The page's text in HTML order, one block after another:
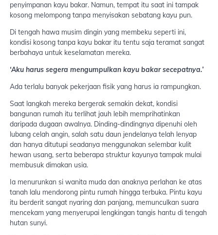
penyimpanan kayu bakar. Namun, tempat itu saat ini tampak
kosong melompong tanpa menyisakan sebatang kayu pun.
Di tengah hawa musim dingin yang membeku seperti ini,
kondisi kosong tanpa kayu bakar itu tentu saja teramat sangat
berbahaya untuk keselamatan mereka.
‘Aku harus segera mengumpulkan kayu bakar secepatnya.’
Ada terlalu banyak pekerjaan fisik yang harus ia rampungkan.
Saat langkah mereka bergerak semakin dekat, kondisi
bangunan rumah itu terlihat jauh lebih memprihatinkan
daripada dugaan awalnya. Dinding-dindingnya dipenuhi oleh
lubang celah angin, salah satu daun jendelanya telah lenyap
dan hanya ditutupi seadanya menggunakan selembar kulit
hewan usang, serta beberapa struktur kayunya tampak mulai
membusuk dimakan usia.
Ia menurunkan si wanita muda dan anaknya perlahan ke atas
tanah lalu mendorong pintu rumah hingga terbuka. Pintu kayu
itu berderit sangat nyaring dan panjang, memunculkan suara
mencekam yang menyerupai lengkingan tangis hantu di tengah
hutan sunyi.